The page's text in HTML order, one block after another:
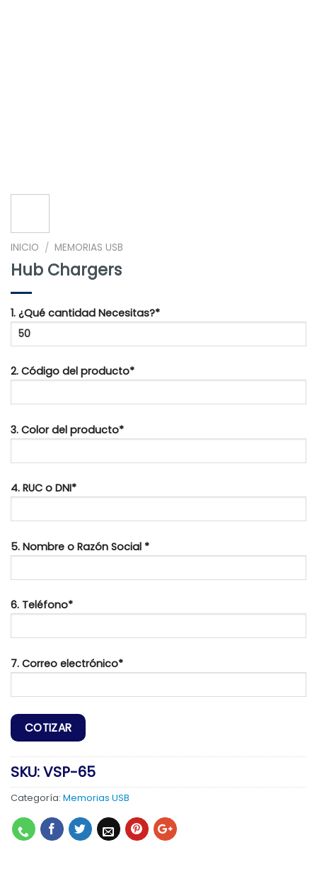
INICIO / MEMORIAS USB
Hub Chargers
1. ¿Qué cantidad Necesitas?*
2. Código del producto*
3. Color del producto*
4. RUC o DNI*
5. Nombre o Razón Social *
6. Teléfono*
7. Correo electrónico*
SKU:VSP-65
Categoría: Memorias USB